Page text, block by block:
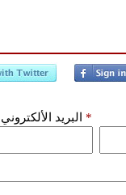
البريد الألكتروني *